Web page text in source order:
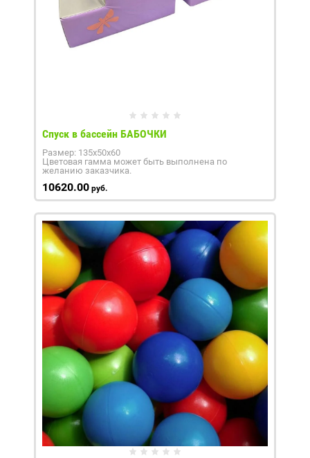
Спуск в бассейн БАБОЧКИ
Размер: 135х50х60
Цветовая гамма может быть выполнена по
желанию заказчика.
10620.00 руб.